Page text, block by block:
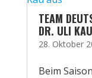
TEAM
DR. ULI
28. Oktober
Beim